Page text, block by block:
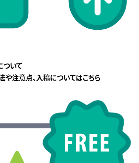
ついて
注意点、入稿についてはこちら